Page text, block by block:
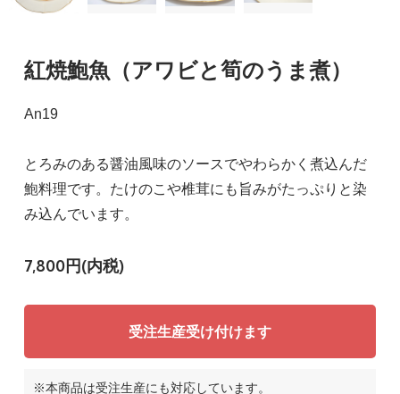
紅焼鮑魚（アワビと筍のうま煮）
An19
とろみのある醤油風味のソースでやわらかく煮込んだ
鮑料理です。たけのこや椎茸にも旨みがたっぷりと染
み込んでいます。
7,800円(内税)
受注生産受け付けます
※本商品は受注生産にも対応しています。